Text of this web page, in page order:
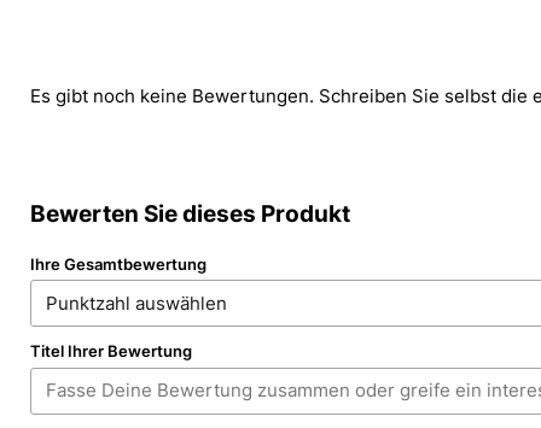
Es gibt noch keine Bewertungen. Schreiben Sie selbst die
Bewerten Sie dieses Produkt
Ihre Gesamtbewertung
Titel Ihrer Bewertung